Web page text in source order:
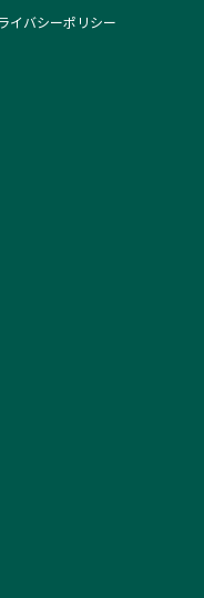
イバシーポリシー